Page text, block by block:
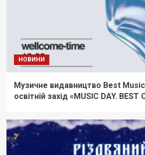
НОВИНИ
Музичне видавництво Best
освітній захід «MUSIC DAY. BEST